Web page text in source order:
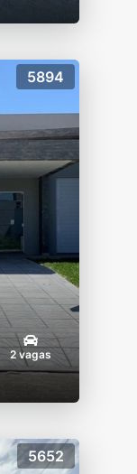
5894
2 vagas
5652